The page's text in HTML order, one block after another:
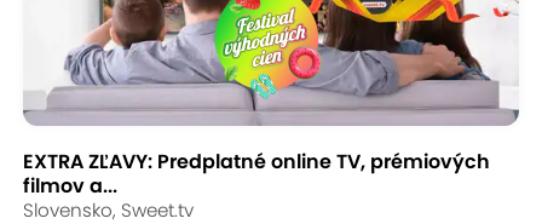
EXTRA ZĽAVY: Predplatné online TV, prémiových
filmov a...
Slovensko, Sweet.tv